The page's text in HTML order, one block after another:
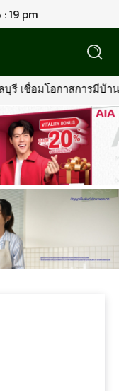
19 pm
โอกาสการมีบ้านคุณภ